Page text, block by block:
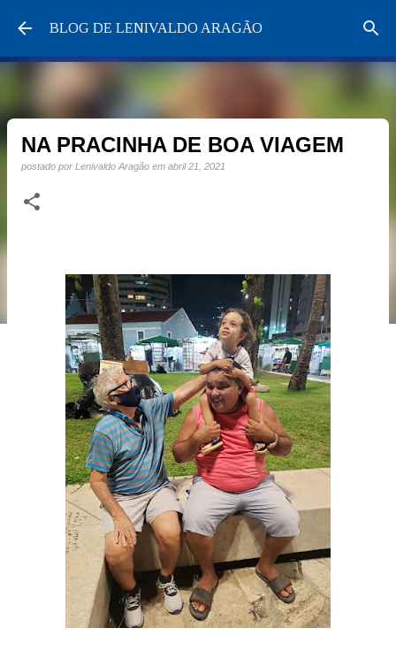
Pular para o conteúdo principal
BLOG DE LENIVALDO ARAGÃO
NA PRACINHA DE BOA VIAGEM
postado por Lenivaldo Aragão em abril 21, 2021